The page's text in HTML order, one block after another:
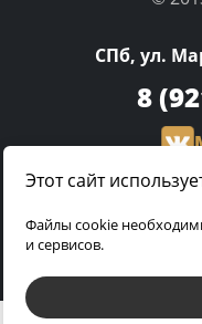
СПб, ул.
8
Этот сайт
Файлы cookie
и сервисов.